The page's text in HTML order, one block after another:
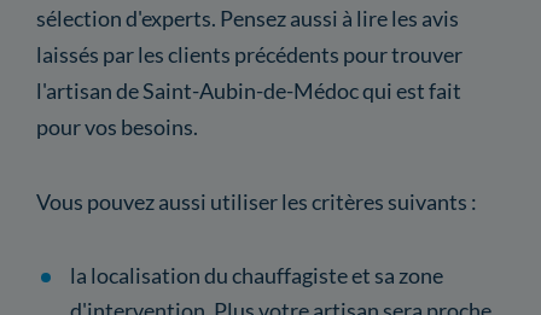
sélection d'experts. Pensez aussi à lire les avis
laissés par les clients précédents pour trouver
l'artisan de Saint-Aubin-de-Médoc qui est fait
pour vos besoins.
Vous pouvez aussi utiliser les critères suivants :
la localisation du chauffagiste et sa zone